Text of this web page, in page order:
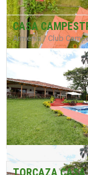
CASA
Armenia / Club
TORCAZA CASA